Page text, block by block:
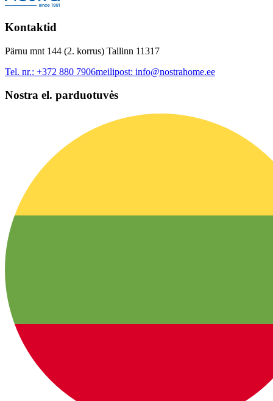
Kontaktid
Pärnu mnt 144 (2. korrus) Tallinn 11317
Tel. nr.: +372 880 7906meilipost: info@nostrahome.ee
Nostra el. parduotuvės